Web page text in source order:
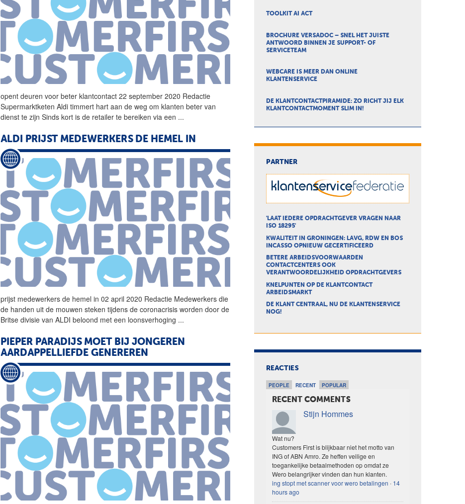
opent deuren voor beter klantcontact 22 september 2020 Redactie
SupermarktketenAldi timmert hart aan de weg om klanten beter van
dienst te zijn Sinds kort is de retailer te bereiken via een ...
ALDI PRIJST MEDEWERKERS DE HEMEL IN
prijst medewerkers de hemel in 02 april 2020 Redactie Medewerkers die
de handen uit de mouwen steken tijdens de coronacrisis worden door de
Britse divisie vanALDI beloond met een loonsverhoging ...
PIEPER PARADIJS MOET BIJ JONGEREN
AARDAPPELLIEFDE GENEREREN
TOOLKIT AI ACT
BROCHURE VERSADOC – SNEL HET JUISTE
ANTWOORD BINNEN JE SUPPORT- OF
SERVICETEAM
WEBCARE IS MEER DAN ONLINE
KLANTENSERVICE
DE KLANTCONTACTPIRAMIDE: ZO RICHT JIJ ELK
KLANTCONTACTMOMENT SLIM IN!
PARTNER
'LAAT IEDERE OPDRACHTGEVER VRAGEN NAAR
ISO 18295'
KWALITEIT IN GRONINGEN: LAVG, RDW EN BOS
INCASSO OPNIEUW GECERTIFICEERD
BETERE ARBEIDSVOORWAARDEN
CONTACTCENTERS OOK
VERANTWOORDELIJKHEID OPDRACHTGEVERS
KNELPUNTEN OP DE KLANTCONTACT
ARBEIDSMARKT
DE KLANT CENTRAAL, NU DE KLANTENSERVICE
NOG!
REACTIES
PEOPLE RECENT POPULAR
RECENT COMMENTS
Stijn Hommes
Wat nu?
Customers First is blijkbaar niet het motto van
ING of ABN Amro. Ze heffen veilige en
toegankelijke betaalmethoden op omdat ze
Wero belangrijker vinden dan hun klanten.
ing stopt met scanner voor wero betalingen · 14
hours ago